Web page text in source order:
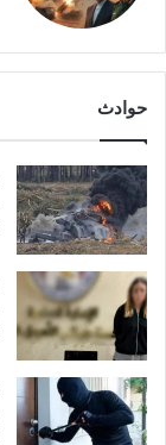
حوادث